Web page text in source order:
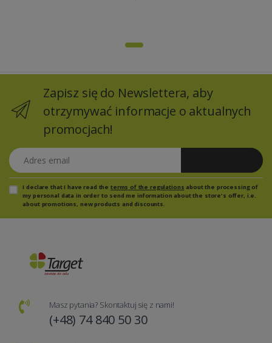
Zapisz się do Newslettera, aby
otrzymywać informacje o aktualnych
promocjach!
Adres email
I declare that I have read the terms of the regulations about the processing of
my personal data in order to send me information about the store's offer, i.e.
about promotions, new products and discounts.
Masz pytania? Skontaktuj się z nami!
(+48) 74 840 50 30